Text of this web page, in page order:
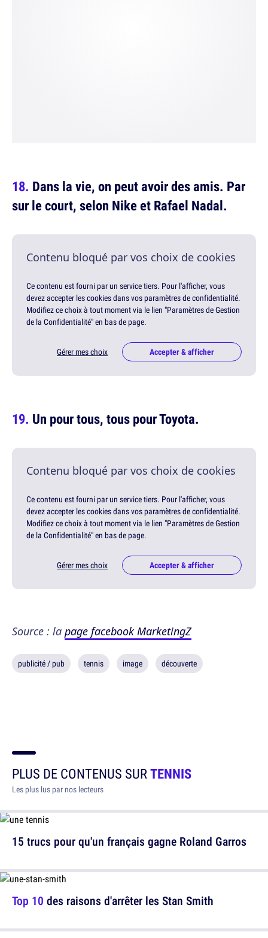
Dans la vie, on peut avoir des amis. Par
sur le court, selon Nike et Rafael Nadal.
Contenu bloqué par vos choix de cookies
Ce contenu est fourni par un service tiers. Pour l'afficher, vous
devez accepter les cookies dans vos paramètres de confidentialité.
Modifiez ce choix à tout moment via le lien "Paramètres de Gestion
de la Confidentialité" en bas de page.
Gérer mes choix Accepter & afficher
Un pour tous, tous pour Toyota.
Contenu bloqué par vos choix de cookies
Ce contenu est fourni par un service tiers. Pour l'afficher, vous
devez accepter les cookies dans vos paramètres de confidentialité.
Modifiez ce choix à tout moment via le lien "Paramètres de Gestion
de la Confidentialité" en bas de page.
Gérer mes choix Accepter & afficher
Source : la page facebook MarketingZ
publicité / pub tennis image découverte
PLUS DE CONTENUS SURTENNIS
Les plus lus par nos lecteurs
15 trucs pour qu'un français gagne Roland Garros
Top 10 des raisons d'arrêter les Stan Smith